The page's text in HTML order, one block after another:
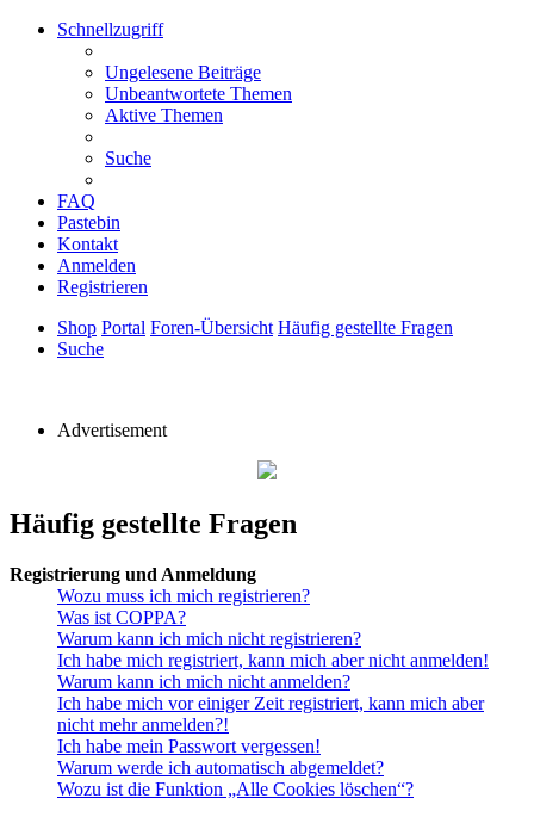
Schnellzugriff
Ungelesene Beiträge
Unbeantwortete Themen
Aktive Themen
Suche
FAQ
Pastebin
Kontakt
Anmelden
Registrieren
Shop Portal Foren-Übersicht Häufig gestellte Fragen
Suche
Advertisement
Häufig gestellte Fragen
Registrierung und Anmeldung
Wozu muss ich mich registrieren?
Was ist COPPA?
Warum kann ich mich nicht registrieren?
Ich habe mich registriert, kann mich aber nicht anmelden!
Warum kann ich mich nicht anmelden?
Ich habe mich vor einiger Zeit registriert, kann mich aber
nicht mehr anmelden?!
Ich habe mein Passwort vergessen!
Warum werde ich automatisch abgemeldet?
Wozu ist die Funktion „Alle Cookies löschen“?